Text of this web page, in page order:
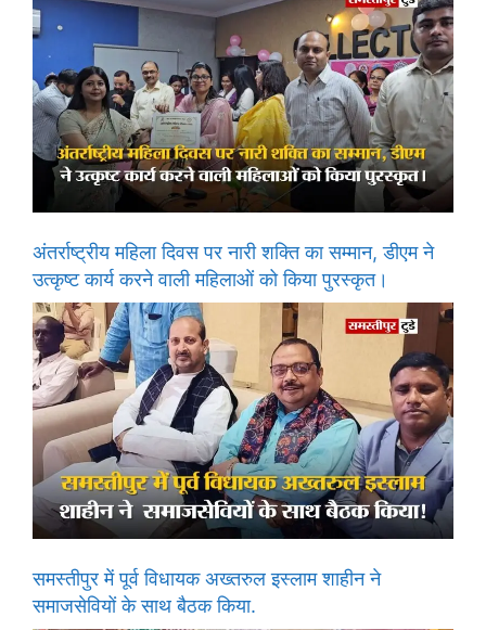
अंतर्राष्ट्रीय महिला दिवस पर नारी शक्ति का सम्मान, डीएम ने
उत्कृष्ट कार्य करने वाली महिलाओं को किया पुरस्कृत।
समस्तीपुर में पूर्व विधायक अख्तरुल इस्लाम शाहीन ने
समाजसेवियों के साथ बैठक किया.